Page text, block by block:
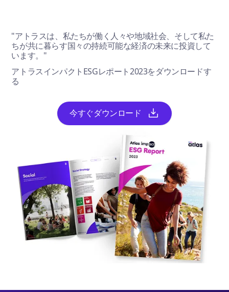
"アトラスは、私たちが働く人々や地域社会、そして私た
ちが共に暮らす国々の持続可能な経済の未来に投資して
います。"
アトラスインパクトESGレポート2023をダウンロードす
る
今すぐダウンロード